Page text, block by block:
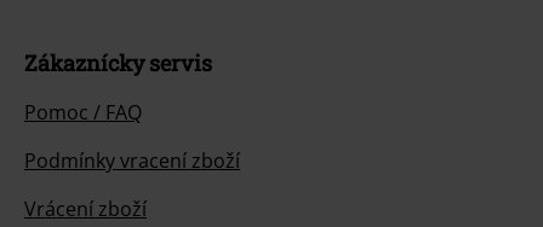
Zákaznícky servis
Pomoc / FAQ
Podmínky vracení zboží
Vrácení zboží